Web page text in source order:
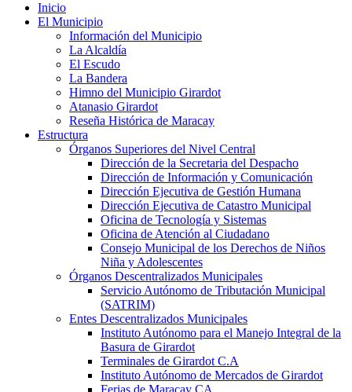
Inicio
El Municipio
Información del Municipio
La Alcaldía
El Escudo
La Bandera
Himno del Municipio Girardot
Atanasio Girardot
Reseña Histórica de Maracay
Estructura
Órganos Superiores del Nivel Central
Dirección de la Secretaria del Despacho
Dirección de Información y Comunicación
Dirección Ejecutiva de Gestión Humana
Dirección Ejecutiva de Catastro Municipal
Oficina de Tecnología y Sistemas
Oficina de Atención al Ciudadano
Consejo Municipal de los Derechos de Niños
Niña y Adolescentes
Órganos Descentralizados Municipales
Servicio Autónomo de Tributación Municipal
(SATRIM)
Entes Descentralizados Municipales
Instituto Autónomo para el Manejo Integral de la
Basura de Girardot
Terminales de Girardot C.A
Instituto Autónomo de Mercados de Girardot
Ferias de Maracay CA